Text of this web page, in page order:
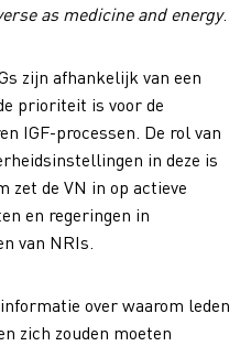
as medicine and energy.
zijn afhankelijk van een
prioriteit is voor de
IGF-processen. De rol van
in deze is
zet de VN in op actieve
en regeringen in
van NRIs.
over waarom leden
zich zouden moeten